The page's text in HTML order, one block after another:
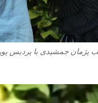
پژمان جمشیدی با پردیس